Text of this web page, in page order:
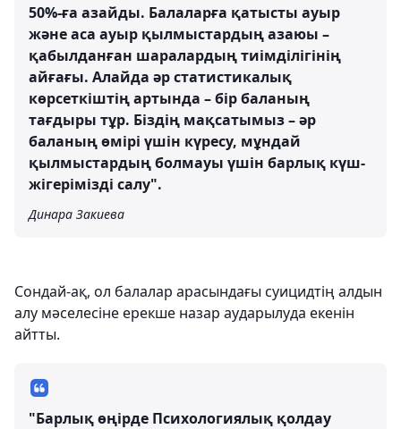
50%-ға азайды. Балаларға қатысты ауыр
және аса ауыр қылмыстардың азаюы –
қабылданған шаралардың тиімділігінің
айғағы. Алайда әр статистикалық
көрсеткіштің артында – бір баланың
тағдыры тұр. Біздің мақсатымыз – әр
баланың өмірі үшін күресу, мұндай
қылмыстардың болмауы үшін барлық күш-
жігерімізді салу".
Динара Закиева
Сондай-ақ, ол балалар арасындағы суицидтің алдын
алу мәселесіне ерекше назар аударылуда екенін
айтты.
"Барлық өңірде Психологиялық қолдау